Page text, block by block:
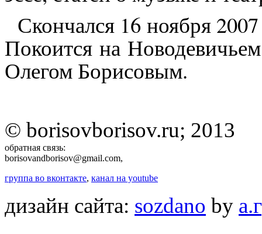
Скончался 16 ноября
Покоится на
Олегом Борисовым.
© borisovborisov.ru; 2013
обратная связь:
borisovandborisov@gmail.com,
группа во вконтакте, канал на youtube
дизайн сайта: sozdano by